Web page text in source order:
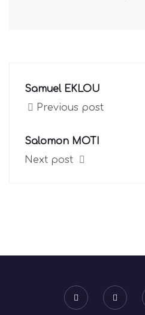
Samuel EKLOU
Previous post
Salomon MOTI
Next post